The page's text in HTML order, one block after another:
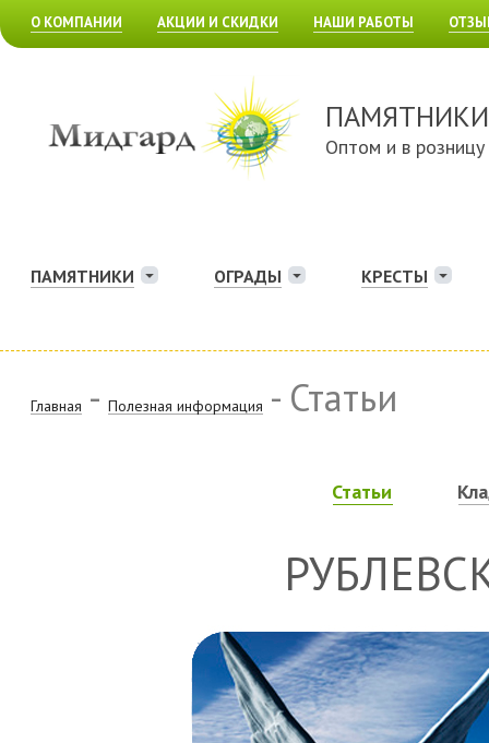
О КОМПАНИИ АКЦИИ И СКИДКИ НАШИ РАБОТЫ
ПАМЯТНИКИ
Оптом и в розницу
ПАМЯТНИКИ ОГРАДЫ КРЕСТЫ
Главная - Полезная информация - Статьи
Статьи